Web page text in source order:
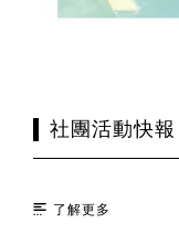
社團活動快報
了解更多